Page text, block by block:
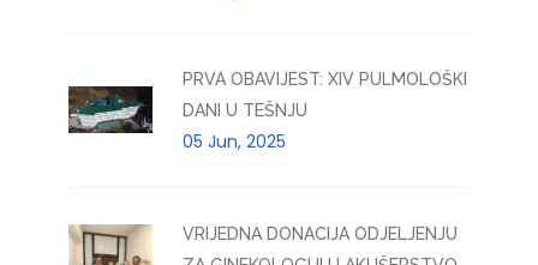
PRVA OBAVIJEST: XIV PULMOLOŠKI
DANI U TEŠNJU
05 Jun, 2025
VRIJEDNA DONACIJA ODJELJENJU